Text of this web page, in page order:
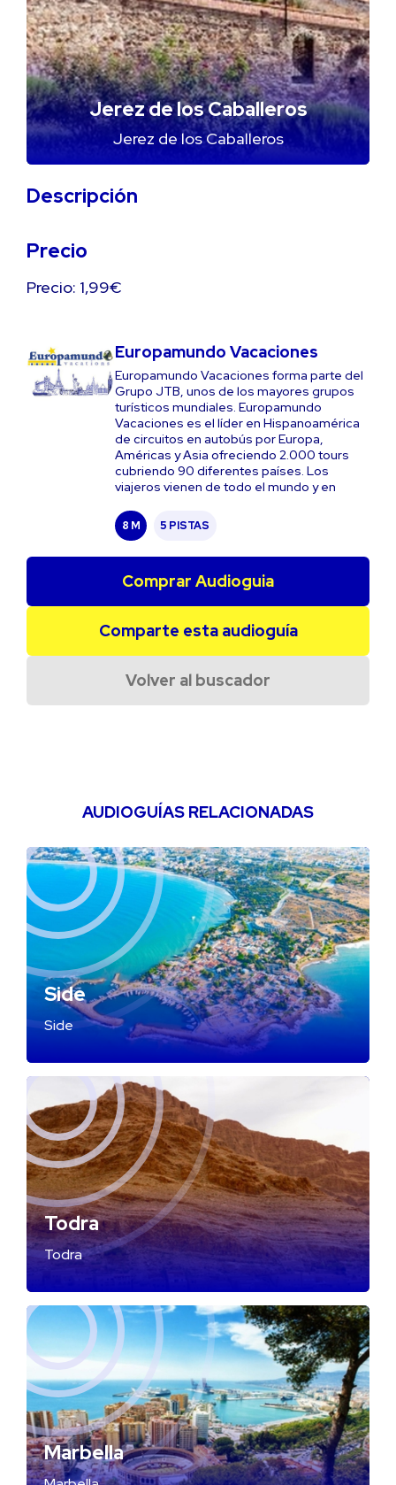
Jerez de los Caballeros
Jerez de los Caballeros
Descripción
Precio
Precio: 1,99€
Europamundo Vacaciones
Europamundo Vacaciones forma parte del
Grupo JTB, unos de los mayores grupos
turísticos mundiales. Europamundo
Vacaciones es el líder en Hispanoamérica
de circuitos en autobús por Europa,
Américas y Asia ofreciendo 2.000 tours
cubriendo 90 diferentes países. Los
viajeros vienen de todo el mundo y en
8 M 5 PISTAS
Comprar Audioguia
Comparte esta audioguía
Volver al buscador
AUDIOGUÍAS RELACIONADAS
Side
Side
Todra
Todra
Marbella